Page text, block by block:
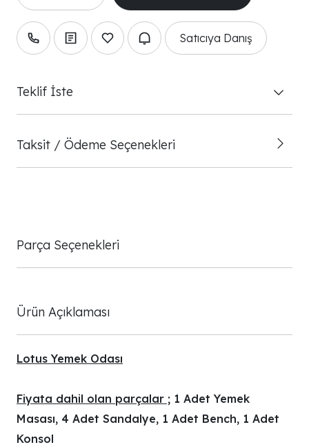
Satıcıya Danış
Teklif İste
Taksit / Ödeme Seçenekleri
Parça Seçenekleri
Ürün Açıklaması
Lotus Yemek Odası
Fiyata dahil olan parçalar ; 1 Adet Yemek
Masası, 4 Adet Sandalye, 1 Adet Bench, 1 Adet
Konsol